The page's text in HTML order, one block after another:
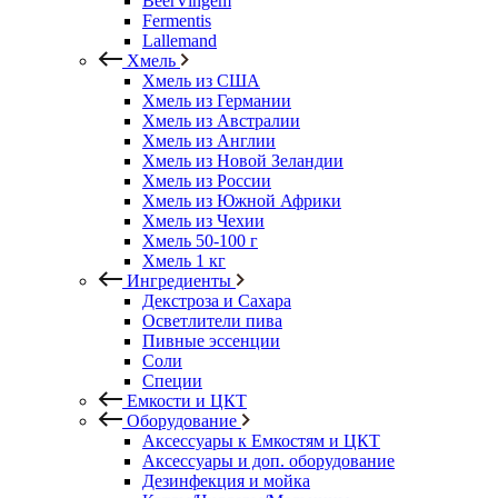
Fermentis
Lallemand
Хмель
Хмель из США
Хмель из Германии
Хмель из Австралии
Хмель из Англии
Хмель из Новой Зеландии
Хмель из России
Хмель из Южной Африки
Хмель из Чехии
Хмель 50-100 г
Хмель 1 кг
Ингредиенты
Декстроза и Сахара
Осветлители пива
Пивные эссенции
Соли
Специи
Емкости и ЦКТ
Оборудование
Аксессуары к Емкостям и ЦКТ
Аксессуары и доп. оборудование
Дезинфекция и мойка